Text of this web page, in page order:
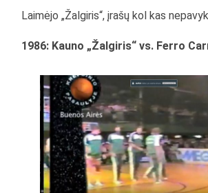
Laimėjo „Žalgiris“, įrašų kol kas
1986: Kauno „Žalgiris“ vs. Ferro